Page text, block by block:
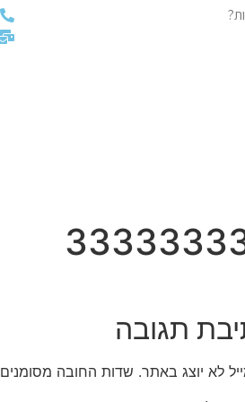
תגובה
לא יוצג באתר. שדות החובה מסומנים